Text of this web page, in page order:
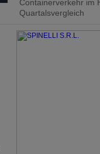
Containerverkehr im
Quartalsvergleich